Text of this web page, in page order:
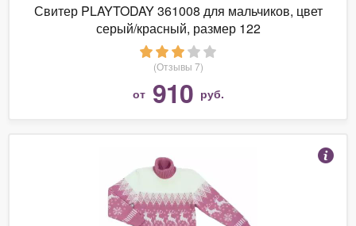
Свитер PLAYTODAY 361008 для мальчиков, цвет
серый/красный, размер 122
(Отзывы 7)
от 910 руб.